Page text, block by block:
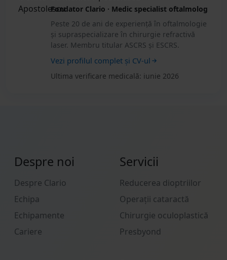
Fondator Clario · Medic specialist oftalmolog
Peste 20 de ani de experiență în oftalmologie
și supraspecializare în chirurgie refractivă
laser. Membru titular ASCRS și ESCRS.
Vezi profilul complet și CV-ul
Ultima verificare medicală: iunie 2026
Despre noi
Despre Clario
Echipa
Echipamente
Cariere
Servicii
Reducerea dioptriilor
Operații cataractă
Chirurgie oculoplastică
Presbyond